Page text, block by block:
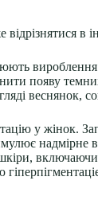
в
появу
веснянок,
у жінок.
включаючи